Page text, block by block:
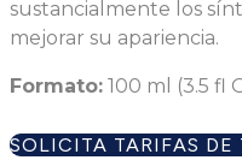
sustancialmente los
mejorar su apariencia.
Formato: 100 ml (3.5 fl
SOLICITA TARIFAS DE